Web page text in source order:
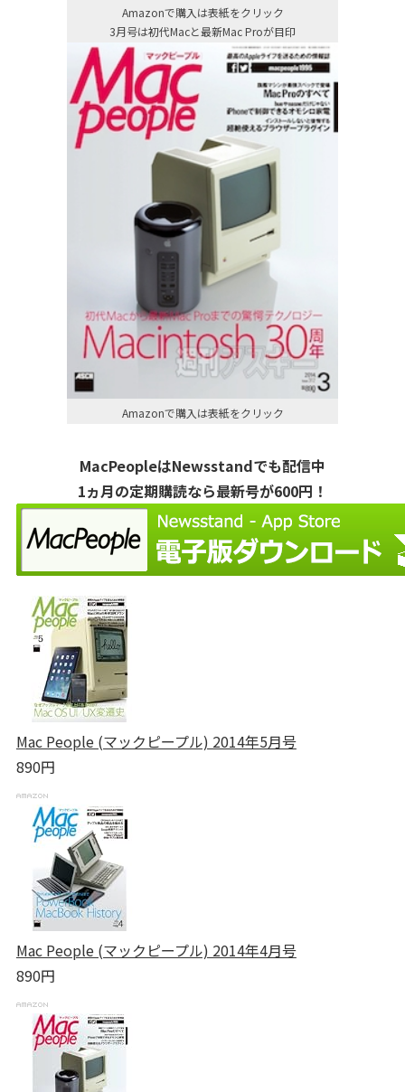
Amazonで購入は表紙をクリック
3月号は初代Macと最新Mac Proが目印
Amazonで購入は表紙をクリック
MacPeopleはNewsstandでも配信中
1ヵ月の定期購読なら最新号が600円！
Mac People (マックピープル) 2014年5月号
890円
Mac People (マックピープル) 2014年4月号
890円